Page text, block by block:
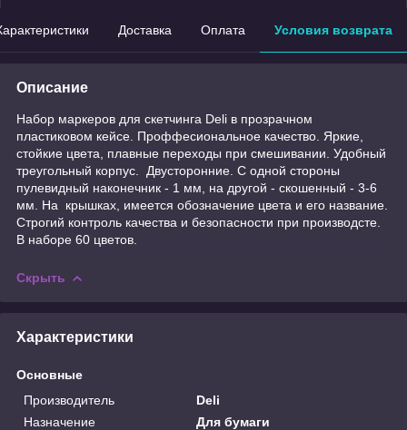
Доставка Оплата Условия возврата
Описание
Набор маркеров для скетчинга Deli в прозрачном
пластиковом кейсе. Проффесиональное качество. Яркие,
стойкие цвета, плавные переходы при смешивании. Удобный
треугольный корпус. Двусторонние. С одной стороны
пулевидный наконечник - 1 мм, на другой - скошенный - 3-6
мм. На крышках, имеется обозначение цвета и его название.
Строгий контроль качества и безопасности при производсте.
В наборе 60 цветов.
Скрыть
Характеристики
Основные
Производитель
Deli
Назначение
Для бумаги